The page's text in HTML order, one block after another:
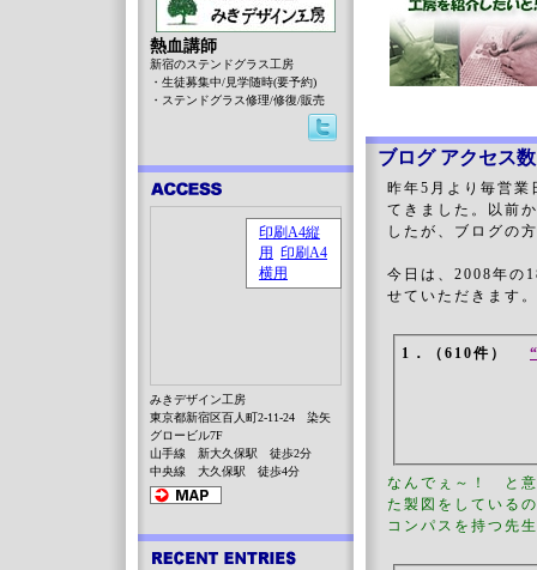
ブログ アクセス
昨年5月より毎営
てきました。以前
したが、ブログの
今日は、2008年の
せていただきます。
1．（610件）
なんでぇ～！ と意
た製図をしてい
コンパスを持つ先
熱血講師
新宿のステンドグラス工房
・生徒募集中/見学随時(要予約)
・ステンドグラス修理/修復/販売
みきデザイン工房
東京都新宿区百人町2-11-24 染矢
グロービル7F
山手線 新大久保駅 徒歩2分
中央線 大久保駅 徒歩4分